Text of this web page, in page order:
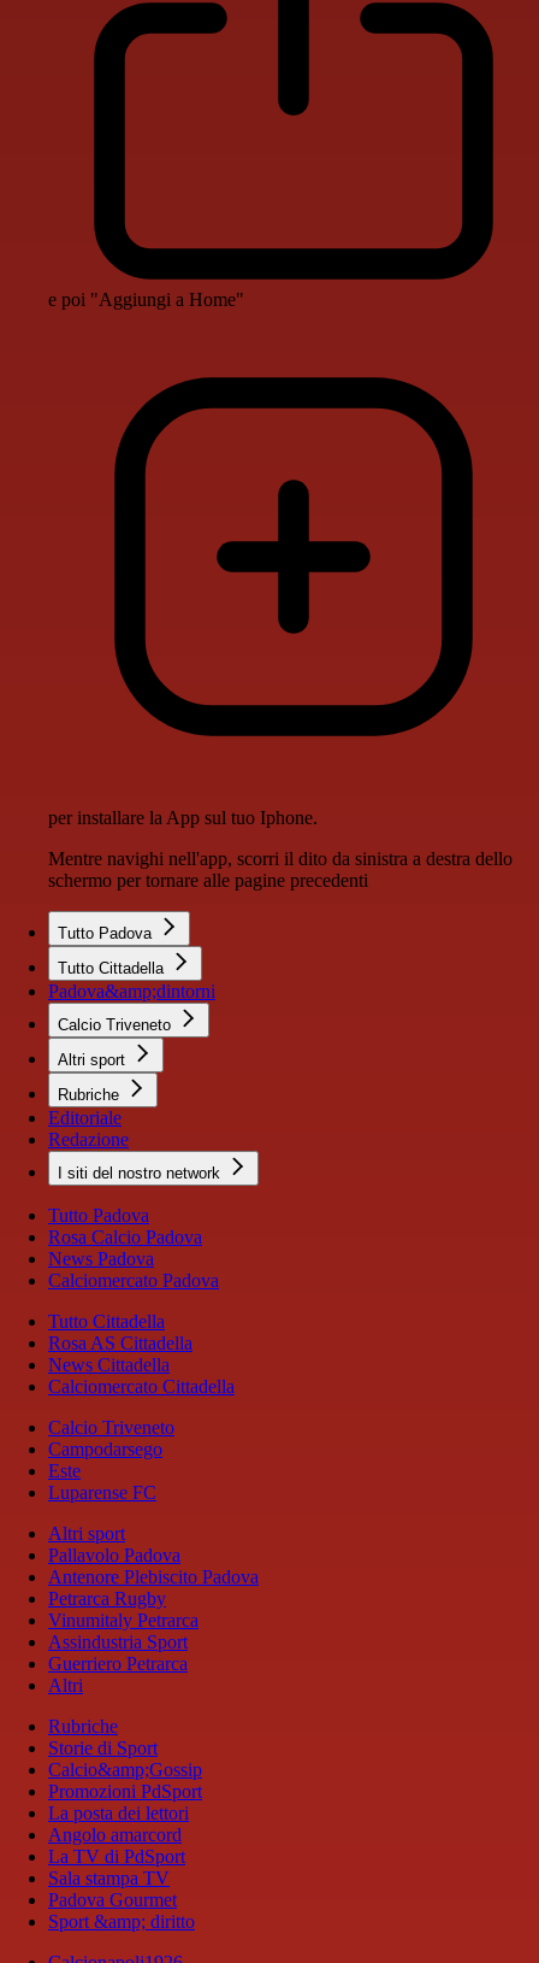
e poi "Aggiungi a Home"
per installare la App sul tuo Iphone.
Mentre navighi nell'app, scorri il dito da sinistra a destra dello
schermo per tornare alle pagine precedenti
Tutto Padova
Tutto Cittadella
Padova&amp;dintorni
Calcio Triveneto
Altri sport
Rubriche
Editoriale
Redazione
I siti del nostro network
Tutto Padova
Rosa Calcio Padova
News Padova
Calciomercato Padova
Tutto Cittadella
Rosa AS Cittadella
News Cittadella
Calciomercato Cittadella
Calcio Triveneto
Campodarsego
Este
Luparense FC
Altri sport
Pallavolo Padova
Antenore Plebiscito Padova
Petrarca Rugby
Vinumitaly Petrarca
Assindustria Sport
Guerriero Petrarca
Altri
Rubriche
Storie di Sport
Calcio&amp;Gossip
Promozioni PdSport
La posta dei lettori
Angolo amarcord
La TV di PdSport
Sala stampa TV
Padova Gourmet
Sport &amp; diritto